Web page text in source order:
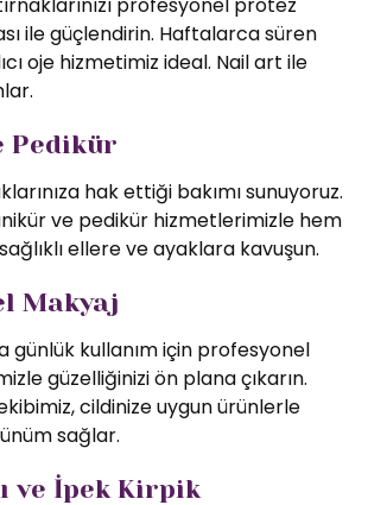
ile güçlendirin. Haftalarca süren
oje hizmetimiz ideal. Nail art ile
Pedikür
hak ettiği bakımı sunuyoruz.
ve pedikür hizmetlerimizle hem
ellere ve ayaklara kavuşun.
Makyaj
günlük kullanım için profesyonel
güzelliğinizi ön plana çıkarın.
cildinize uygun ürünlerle
sağlar.
ve İpek Kirpik